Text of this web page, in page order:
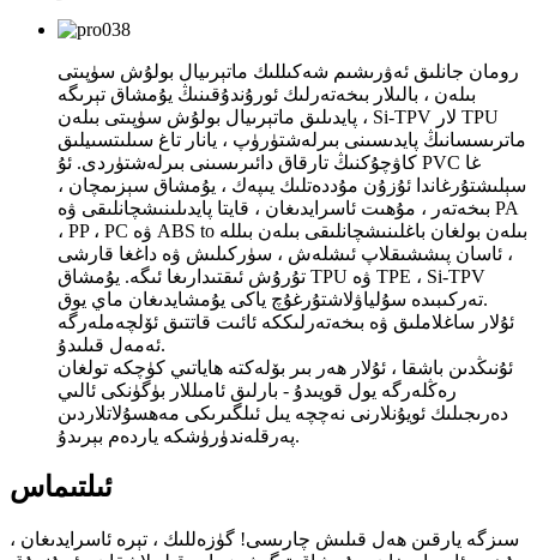
رومان جانلىق ئەۋرىشىم شەكىللىك ماتېرىيال بولۇش سۈپىتى
بىلەن ، بالىلار بىخەتەرلىك ئورۇندۇقىنىڭ يۇمشاق تېرىگە
پايدىلىق ماتېرىيال بولۇش سۈپىتى بىلەن ، Si-TPV لار TPU
ماترىسسانىڭ پايدىسىنى بىرلەشتۈرۈپ ، يانار تاغ سىلىتسىيلىق
كاۋچۇكنىڭ تارقاق دائىرىسىنى بىرلەشتۈردى. ئۇ PVC غا
سېلىشتۇرغاندا ئۇزۇن مۇددەتلىك يىپەك ، يۇمشاق سېزىمچان ،
بىخەتەر ، مۇھىت ئاسرايدىغان ، قايتا پايدىلىنىشچانلىقى ۋە PA
، PP ، PC ۋە ABS to بىلەن بولغان باغلىنىشچانلىقى بىلەن بىللە
، ئاسان پىششىقلاپ ئىشلەش ، سۈركىلىش ۋە داغغا قارشى
تۇرۇش ئىقتىدارىغا ئىگە. يۇمشاق TPU ۋە TPE ، Si-TPV
تەركىبىدە سۇلياۋلاشتۇرغۇچ ياكى يۇمشايدىغان ماي يوق.
ئۇلار ساغلاملىق ۋە بىخەتەرلىككە ئائىت قاتتىق ئۆلچەملەرگە
ئەمەل قىلىدۇ.
ئۇنىڭدىن باشقا ، ئۇلار ھەر بىر بۆلەكتە ھاياتىي كۈچكە تولغان
رەڭلەرگە يول قويىدۇ - بارلىق ئامىللار بۈگۈنكى ئالىي
دەرىجىلىك ئويۇنلارنى نەچچە يىل ئىلگىرىكى مەھسۇلاتلاردىن
پەرقلەندۈرۈشكە ياردەم بېرىدۇ.
ئىلتىماس
سىزگە يارقىن ھەل قىلىش چارىسى! گۈزەللىك ، تېرە ئاسرايدىغان ،